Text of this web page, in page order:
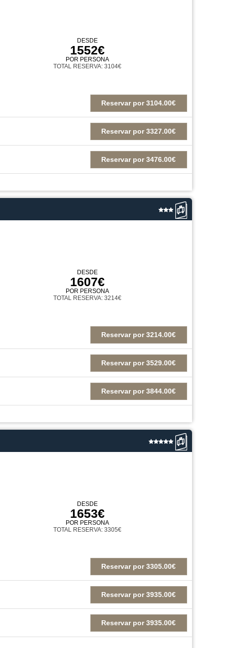
DESDE
1552€
POR PERSONA
TOTAL RESERVA: 3104€
Reservar por 3104.00€
Reservar por 3327.00€
Reservar por 3476.00€
DESDE
1607€
POR PERSONA
TOTAL RESERVA: 3214€
Reservar por 3214.00€
Reservar por 3529.00€
Reservar por 3844.00€
DESDE
1653€
POR PERSONA
TOTAL RESERVA: 3305€
Reservar por 3305.00€
Reservar por 3935.00€
Reservar por 3935.00€